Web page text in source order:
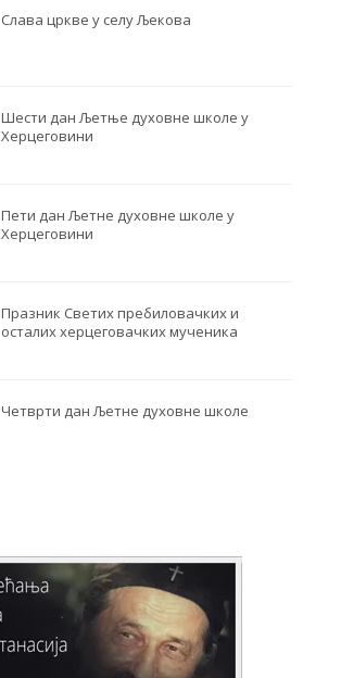
Слава цркве у селу Љекова
Шести дан Љетње духовне школе у
Херцеговини
Пети дан Љетне духовне школе у
Херцеговини
Празник Светих пребиловачких и
осталих херцеговачких мученика
Четврти дан Љетне духовне школе